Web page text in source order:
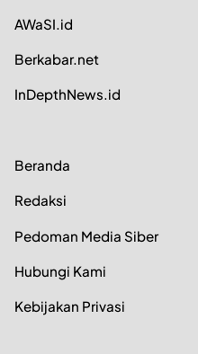
AWaSI.id
Berkabar.net
InDepthNews.id
Beranda
Redaksi
Pedoman Media Siber
Hubungi Kami
Kebijakan Privasi